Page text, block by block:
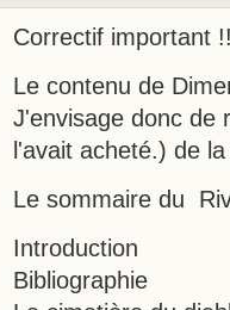
Correctif important
Le contenu de
J'envisage donc de
l'avait acheté.) de
Le sommaire du
Introduction
Bibliographie